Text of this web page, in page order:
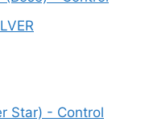
Star) - Control